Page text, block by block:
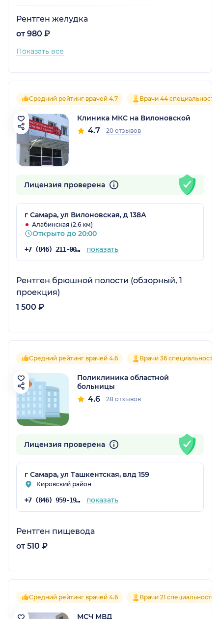
Рентген желудка
от 980 ₽
Показать все
Средний рейтинг врачей 4.7 Врачи 44
Клиника МКС на Вилоновской
4.7 20 отзывов
Лицензия проверена
г Самара, ул Вилоновская, д 138А
Алабинская (2.6 км)
Открыто до 20:00
+7 (846) 211-00-81 показать
Рентген брюшной полости (обзорный, 1
проекция)
1 500 ₽
Средний рейтинг врачей 4.6 Врачи 36 специальностей
Поликлиника областной
больницы
4.6 28 отзывов
Лицензия проверена
г Самара, ул Ташкентская, влд 159
Кировский район
+7 (846) 959-19-10 показать
Рентген пищевода
от 510 ₽
Средний рейтинг врачей 4.6 Врачи 21 специальностей
МСЧ МВД